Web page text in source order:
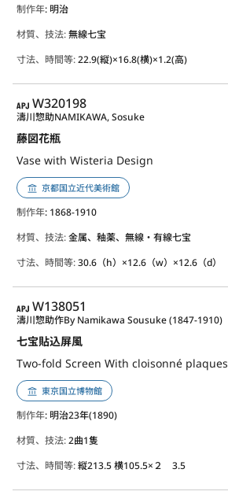
制作年: 明治
材質、技法:無線七宝
寸法、時間等:22.9(縦)×16.8(横)×1.2(高)
APJ
W320198
藤図花瓶
Vase with Wisteria Design
濤川惣助NAMIKAWA, Sosuke
京都国立近代美術館
制作年: 1868-1910
材質、技法:金属、釉薬、無線・有線七宝
寸法、時間等:30.6（h）×12.6（w）×12.6（d）
APJ
W138051
七宝貼込屏風
Two-fold Screen With cloisonné plaques
濤川惣助作By Namikawa Sousuke (1847-1910)
東京国立博物館
制作年: 明治23年(1890)
材質、技法:2曲1隻
寸法、時間等:縦213.5 横105.5×２ 3.5